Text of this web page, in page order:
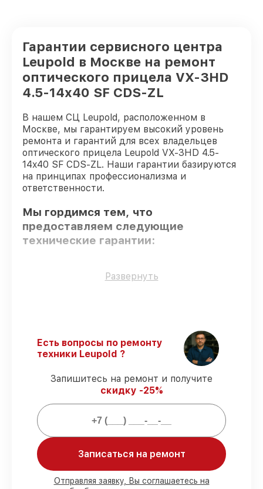
Гарантии сервисного центра
Leupold в Москве на ремонт
оптического прицела VX-3HD
4.5-14x40 SF CDS-ZL
В нашем СЦ Leupold, расположенном в
Москве, мы гарантируем высокий уровень
ремонта и гарантий для всех владельцев
оптического прицела Leupold VX-3HD 4.5-
14x40 SF CDS-ZL. Наши гарантии базируются
на принципах профессионализма и
ответственности.
Мы гордимся тем, что
предоставляем следующие
технические гарантии:
Использование оригинальных
–
восстановление оптического прицела
VX-3HD 4.5-14x40 SF CDS-ZL
выполняется строго в оговоренные
сроки.
Подтвержденная гарантия
обслуживаем оптических прицелов
всегда со строгим соблюдением
гарантийных обязательств.
Мы гарантируем:
Развернуть
Есть вопросы по ремонту
техники Leupold ?
Запишитесь на ремонт и получите
скидку -25%
Записаться на ремонт
Отправляя заявку, Вы соглашаетесь на